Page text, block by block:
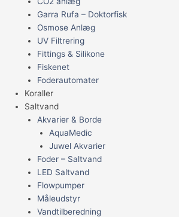
Garra Rufa – Doktorfisk
Osmose Anlæg
UV Filtrering
Fittings & Silikone
Fiskenet
Foderautomater
Koraller
Saltvand
Akvarier & Borde
AquaMedic
Juwel Akvarier
Foder – Saltvand
LED Saltvand
Flowpumper
Måleudstyr
Vandtilberedning